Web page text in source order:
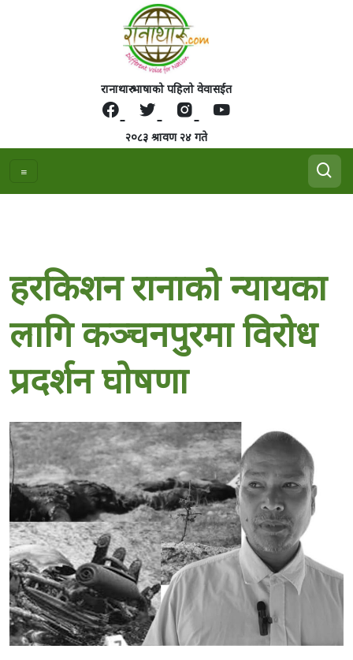
रानाथारु भाषाको पहिलो वेवासईत
२०८३ श्रावण २४ गते
हरकिशन रानाको न्यायका
लागि कञ्चनपुरमा विरोध
प्रदर्शन घोषणा